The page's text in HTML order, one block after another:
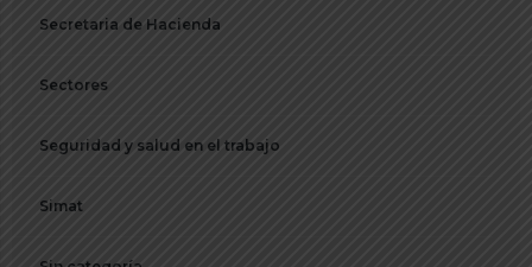
Secretaria de Hacienda
Sectores
Seguridad y salud en el trabajo
Simat